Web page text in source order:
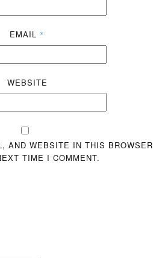
EMAIL *
WEBSITE
AND WEBSITE IN THIS BROWSER
TIME I COMMENT.